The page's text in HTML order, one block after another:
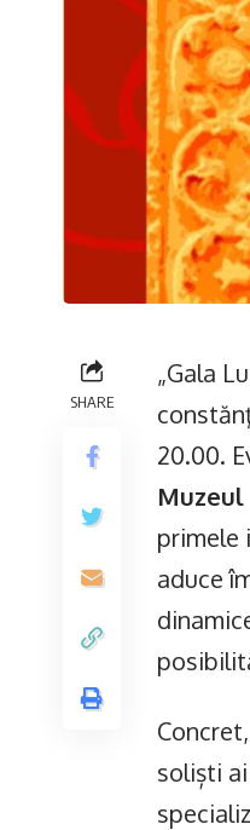
SHARE
„Gala
20.00.
Muzeul
primele
aduce
soliști